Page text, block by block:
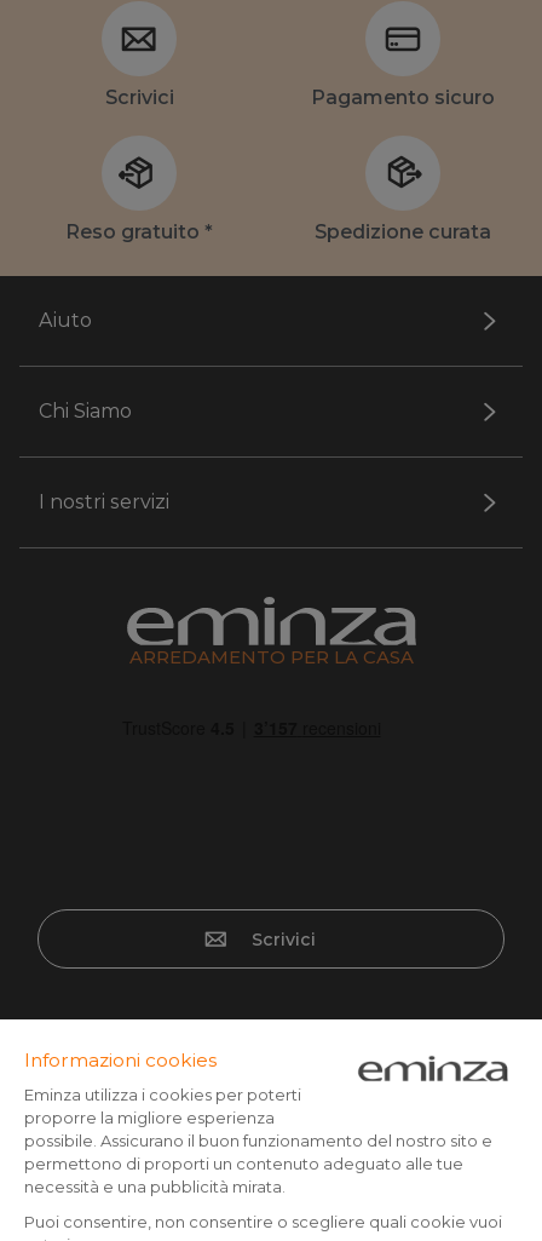
Scrivici Pagamento sicuro
Reso gratuito * Spedizione curata
Aiuto
Chi Siamo
I nostri servizi
ARREDAMENTO PER LA CASA
Scrivici
Carta di credito, Paypal, bonifico a partire da CHF 500,
Twint, Apple/Google pay.
Seguici su :